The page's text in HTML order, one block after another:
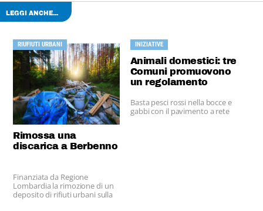
LEGGI ANCHE...
RIUFIUTI URBANI
Rimossa una
discarica a Berbenno
Finanziata da Regione
Lombardia la rimozione di un
deposito di rifiuti urbani sulla
INIZIATIVE
Animali domestici: tre
Comuni promuovono
un regolamento
Basta pesci rossi nella bocce e
gabbi con il pavimento a rete